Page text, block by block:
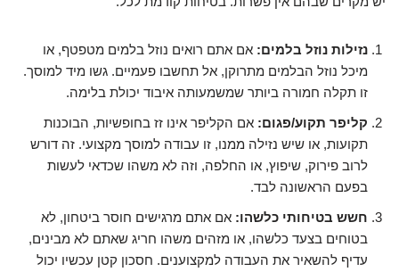
נזילות נוזל בלמים: אם אתם רואים נוזל בלמים מטפטף, או
מיכל נוזל הבלמים מתרוקן, אל תחשבו פעמיים. גשו מיד למוסך.
זו תקלה חמורה ביותר שמשמעותה איבוד יכולת בלימה.
קליפר תקוע/פגום: אם הקליפר אינו זז בחופשיות, הבוכנות
תקועות, או שיש נזילה ממנו, זו עבודה למוסך מקצועי. זה דורש
לרוב פירוק, שיפוץ, או החלפה, וזה לא משהו שכדאי לעשות
בפעם הראשונה לבד.
חשש בטיחותי כלשהו: אם אתם מרגישים חוסר ביטחון, לא
בטוחים בצעד כלשהו, או מזהים משהו חריג שאתם לא מבינים,
עדיף להשאיר את העבודה למקצוענים. חסכון קטן עכשיו יכול